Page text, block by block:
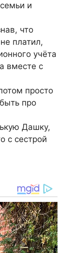
и
что
платил,
учёта
вместе с
просто
про
Дашку,
с сестрой